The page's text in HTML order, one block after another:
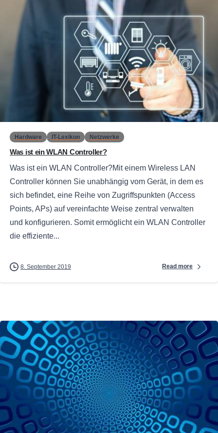
0
Hardware IT-Lexikon Netzwerke
Was ist ein WLAN Controller?
Was ist ein WLAN Controller?Mit einem Wireless LAN
Controller können Sie unabhängig vom Gerät, in dem es
sich befindet, eine Reihe von Zugriffspunkten (Access
Points, APs) auf vereinfachte Weise zentral verwalten
und konfigurieren. Somit ermöglicht ein WLAN Controller
die effiziente...
8. September 2019 Read more